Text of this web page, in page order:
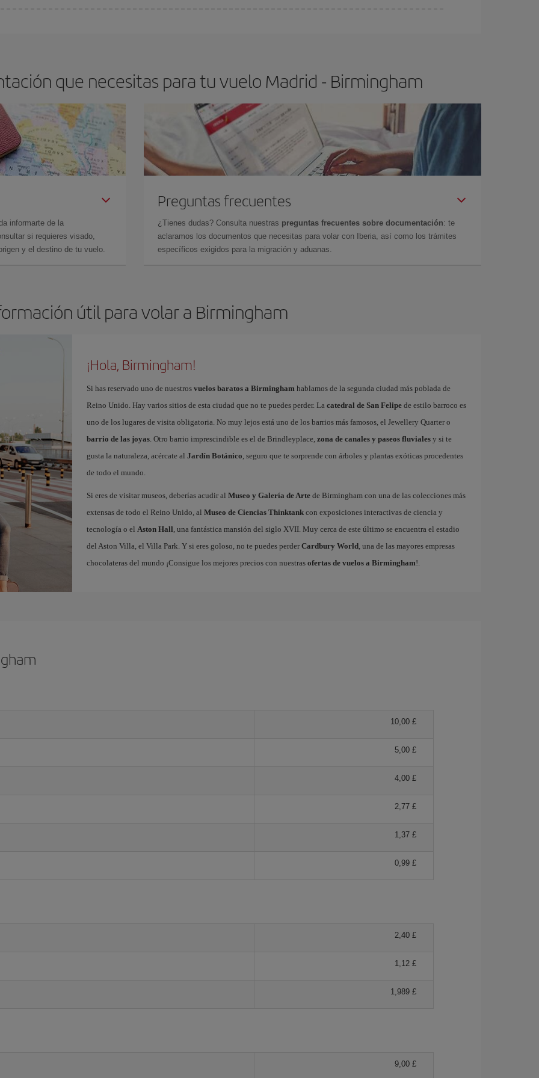
que necesitas para tu vuelo Madrid - Birmingham
informarte de la
si requieres visado,
y el destino de tu vuelo.
Preguntas frecuentes
¿Tienes dudas? Consulta nuestras preguntas frecuentes sobre documentación: te
aclaramos los documentos que necesitas para volar con Iberia, así como los trámites
específicos exigidos para la migración y aduanas.
útil para volar a Birmingham
¡Hola, Birmingham!
Si has reservado uno de nuestros vuelos baratos a Birminghamhablamos de la segunda ciudad más poblada de
Reino Unido. Hay varios sitios de esta ciudad que no te puedes perder. La catedral de San Felipede estilo barroco es
uno de los lugares de visita obligatoria. No muy lejos está uno de los barrios más famosos, el Jewellery Quarter o
barrio de las joyas. Otro barrio imprescindible es el de Brindleyplace, zona de canales y paseos fluvialesy si te
gusta la naturaleza, acércate al Jardín Botánico, seguro que te sorprende con árboles y plantas exóticas procedentes
de todo el mundo.
Si eres de visitar museos, deberías acudir al Museo y Galería de Artede Birmingham con una de las colecciones más
extensas de todo el Reino Unido, al Museo de Ciencias Thinktankcon exposiciones interactivas de ciencia y
tecnología o el Aston Hall, una fantástica mansión del siglo XVII. Muy cerca de este último se encuentra el estadio
del Aston Villa, el Villa Park. Y si eres goloso, no te puedes perder Cardbury World, una de las mayores empresas
chocolateras del mundo ¡Consigue los mejores precios con nuestras ofertas de vuelos a Birmingham!.
10,00 £
5,00 £
4,00 £
2,77 £
1,37 £
0,99 £
2,40 £
1,12 £
1,989 £
9,00 £